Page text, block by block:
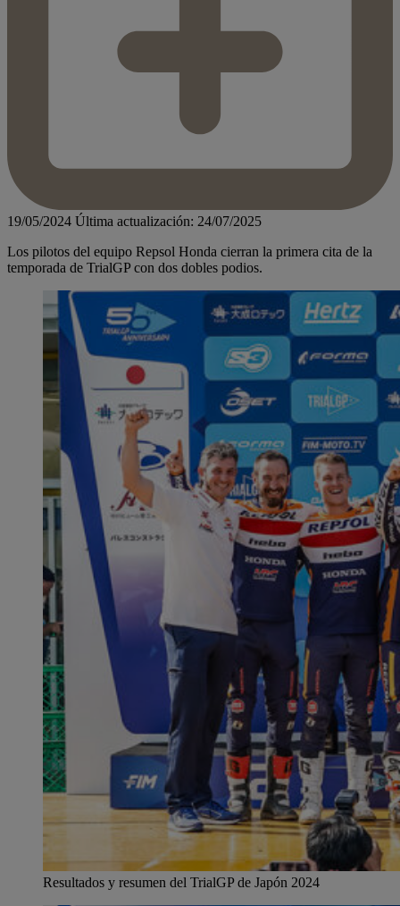
19/05/2024 Última actualización: 24/07/2025
Los pilotos del equipo Repsol Honda cierran la primera cita de la
temporada de TrialGP con dos dobles podios.
Resultados y resumen del TrialGP de Japón 2024